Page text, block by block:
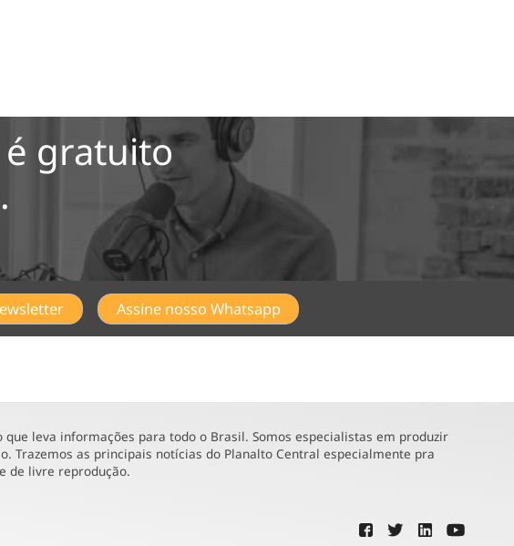
gratuito
Assine nosso Whatsapp
leva informações para todo o Brasil. Somos especialistas em produzir
Trazemos as principais notícias do Planalto Central especialmente pra
de livre reprodução.